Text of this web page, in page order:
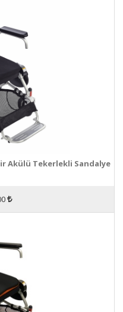
Akülü Tekerlekli Sandalye